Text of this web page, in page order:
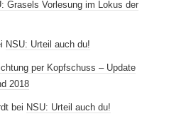
Grasels Vorlesung im Lokus der
NSU: Urteil auch du!
per Kopfschuss – Update
2018
bei NSU: Urteil auch du!